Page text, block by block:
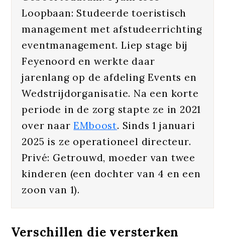
Loopbaan: Studeerde toeristisch
management met afstudeerrichting
eventmanagement. Liep stage bij
Feyenoord en werkte daar
jarenlang op de afdeling Events en
Wedstrijdorganisatie. Na een korte
periode in de zorg stapte ze in 2021
over naarEMboost. Sinds 1 januari
2025 is ze operationeel directeur.
Privé: Getrouwd, moeder van twee
kinderen (een dochter van 4 en een
zoon van 1).
Verschillen die versterken